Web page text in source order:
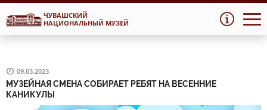
Перейти
к
Перейти
к
ЧУВАШСКИЙ
НАЦИОНАЛЬНЫЙ МУЗЕЙ
09.03.2023
МУЗЕЙНАЯ СМЕНА СОБИРАЕТ РЕБЯТ НА ВЕСЕННИЕ
КАНИКУЛЫ